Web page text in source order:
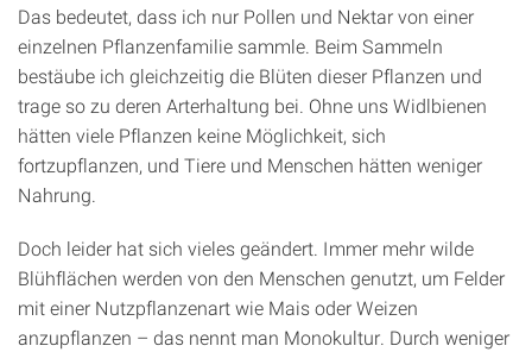
Das bedeutet, dass ich nur Pollen und Nektar von einer
einzelnen Pflanzenfamilie sammle. Beim Sammeln
bestäube ich gleichzeitig die Blüten dieser Pflanzen und
trage so zu deren Arterhaltung bei. Ohne uns Widlbienen
hätten viele Pflanzen keine Möglichkeit, sich
fortzupflanzen, und Tiere und Menschen hätten weniger
Nahrung.
Doch leider hat sich vieles geändert. Immer mehr wilde
Blühflächen werden von den Menschen genutzt, um Felder
mit einer Nutzpflanzenart wie Mais oder Weizen
anzupflanzen – das nennt man Monokultur. Durch weniger